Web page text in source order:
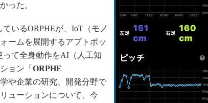
った。
いるORPHEが、IoT（モノ
ームを展開するアプトポッ
って全身動作をAI（人工知
ョン「 ORPHE
や企業の研究、開発分野で
ューションについて、今